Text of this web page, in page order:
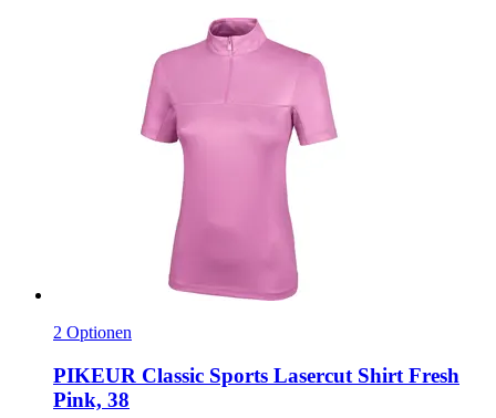
2 Optionen
PIKEUR Classic Sports Lasercut Shirt Fresh
Pink, 38